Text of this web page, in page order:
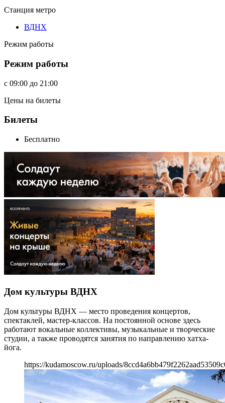
Станция метро
ВДНХ
Режим работы
Режим работы
c 09:00 до 21:00
Цены на билеты
Билеты
Бесплатно
Дом культуры ВДНХ
Дом культуры ВДНХ — место проведения концертов,
спектаклей, мастер-классов. На постоянной основе здесь
работают вокальные коллективы, музыкальные и творческие
студии, а также проводятся занятия по направлению хатха-
йога.
https://kudamoscow.ru/uploads/